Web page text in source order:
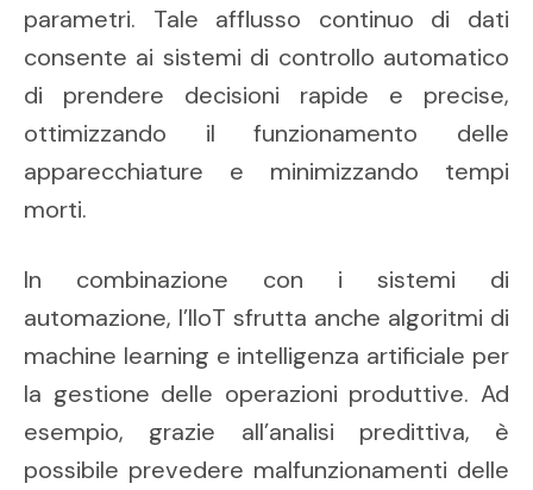
parametri. Tale afflusso continuo di dati
consente ai sistemi di controllo automatico
di prendere decisioni rapide e precise,
ottimizzando il funzionamento delle
apparecchiature e minimizzando tempi
morti.
In combinazione con i sistemi di
automazione, l’IIoT sfrutta anche algoritmi di
machine learning e intelligenza artificiale per
la gestione delle operazioni produttive. Ad
esempio, grazie all’analisi predittiva, è
possibile prevedere malfunzionamenti delle